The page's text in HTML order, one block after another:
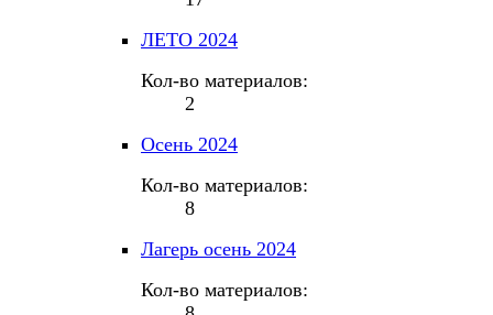
ЛЕТО 2024
Кол-во материалов:
2
Осень 2024
Кол-во материалов:
8
Лагерь осень 2024
Кол-во материалов: